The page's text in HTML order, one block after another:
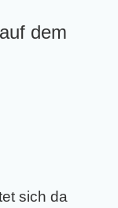
dem
sich da